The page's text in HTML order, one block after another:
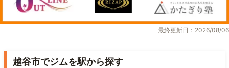
最終更新日：2026/08/06
越谷市でジムを駅から探す